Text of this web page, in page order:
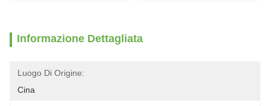
Informazione Dettagliata
Luogo Di Origine:
Cina